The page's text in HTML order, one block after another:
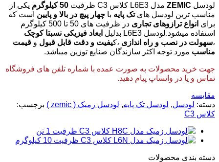
لودسل ZEMIC مدل L6E3 کلاس C3 ظرفیت
یکی از
مناسب ترین لودسل های تک پایه با چهار پیچ در بالا و پایین است که
برای انواع ترازوهای تجاری
در ظرفیت های 50 تا 500 کیلوگرم
استفاده میشود.لودسل L6E3 بدلیل
ابعاد فیزیکی نسبتا کوچک
،سهولت در نصب و راه اندازی ،کیفیت و دقت قابل قبول و قیمت
مناسب مورد توجه اکثر سازندگان صنایع توزین میباشد.
جهت خرید محصولات به صورت عمده با شماره تلفن های فروشگاه
تماس و یا در واتساپ پیام دهید.
مقایسه
دسته: لودسل, لودسل تک پایه, لودسل زمیک ( zemic )
برچسب:
کلاس C3
دسته‌ بندی محصولات